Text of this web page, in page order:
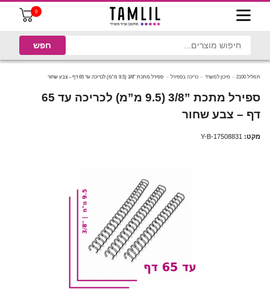
0
תמליל 2100 מיכון למשרד כריכה בספירל ספירל מתכת ”3/8 (9.5 מ”מ) לכריכה עד 65 דף – צבע שחור
ספירל מתכת ”3/8 (9.5 מ”מ) לכריכה עד 65
דף – צבע שחור
מקט: Y-B-17508831